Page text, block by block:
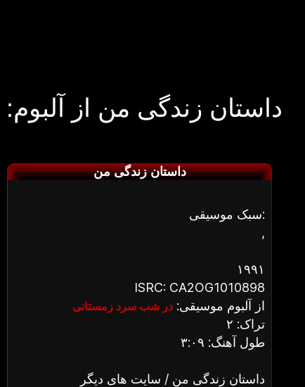
داستان زندگی من از آلبوم:
داستان زندگی من
سبک موسیقی:
,
۱۹۹۱
ISRC: CA2OG1010898
از آلبوم موسیقی:در شب سرد زمستانی
تراک: ۲
طول آهنگ: ۳:۰۹
داستان زندگی من / سایت های دیگر